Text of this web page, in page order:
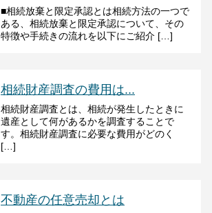
■相続放棄と限定承認とは相続方法の一つで
ある、相続放棄と限定承認について、その
特徴や手続きの流れを以下にご紹介 […]
相続財産調査の費用は...
相続財産調査とは、相続が発生したときに
遺産として何があるかを調査することで
す。相続財産調査に必要な費用がどのく
[…]
不動産の任意売却とは